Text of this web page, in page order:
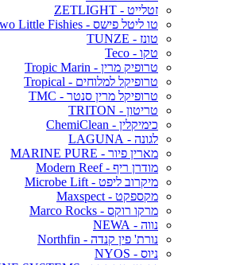
זטלייט - ZETLIGHT
טו ליטל פישס - Two Little Fishies
טונז - TUNZE
טקו - Teco
טרופיק מרין - Tropic Marin
טרופיקל למלוחים - Tropical
טרופיקל מרין סנטר - TMC
טריטון - TRITON
כימיקלין - ChemiClean
לגונה - LAGUNA
מארין פיור - MARINE PURE
מודרן ריף - Modern Reef
מיקרוב ליפט - Microbe Lift
מקספקט - Maxspect
מרקו רוקס - Marco Rocks
נווה - NEWA
נורת' פין קנדה - Northfin
ניוס - NYOS